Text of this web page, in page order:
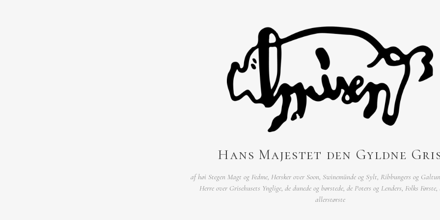
Hans Majestet den Gyldne
af høi Stegen Magt og Fedme, Hersker over Soon, Swinemünde og Sylt, Ribbungers og
Herre over Grisehusets Ynglige, de dunede og børstede, de Poters og Lenders, Folks Første,
allerstørste